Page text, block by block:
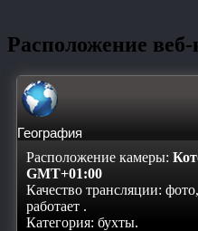
Расположение
География
Расположение камеры:
GMT+01:00
Качество трансляции:
работает .
Категория: бухты.